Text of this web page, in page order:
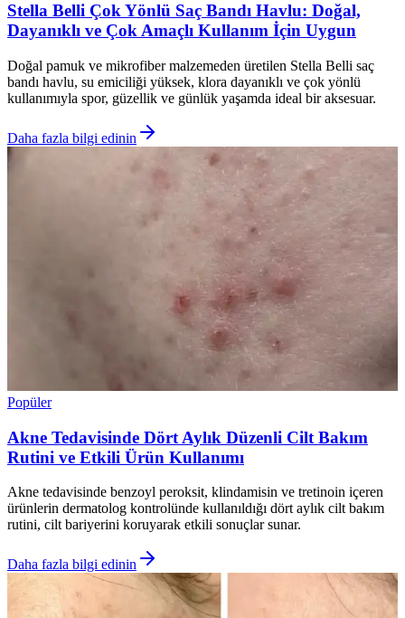
Stella Belli Çok Yönlü Saç Bandı Havlu: Doğal,
Dayanıklı ve Çok Amaçlı Kullanım İçin Uygun
Doğal pamuk ve mikrofiber malzemeden üretilen Stella Belli saç
bandı havlu, su emiciliği yüksek, klora dayanıklı ve çok yönlü
kullanımıyla spor, güzellik ve günlük yaşamda ideal bir aksesuar.
Daha fazla bilgi edinin
Popüler
Akne Tedavisinde Dört Aylık Düzenli Cilt Bakım
Rutini ve Etkili Ürün Kullanımı
Akne tedavisinde benzoyl peroksit, klindamisin ve tretinoin içeren
ürünlerin dermatolog kontrolünde kullanıldığı dört aylık cilt bakım
rutini, cilt bariyerini koruyarak etkili sonuçlar sunar.
Daha fazla bilgi edinin